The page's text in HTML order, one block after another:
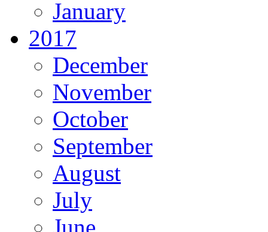
January
2017
December
November
October
September
August
July